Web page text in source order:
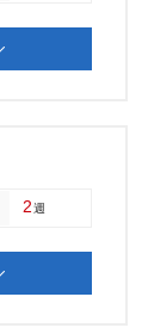
2週